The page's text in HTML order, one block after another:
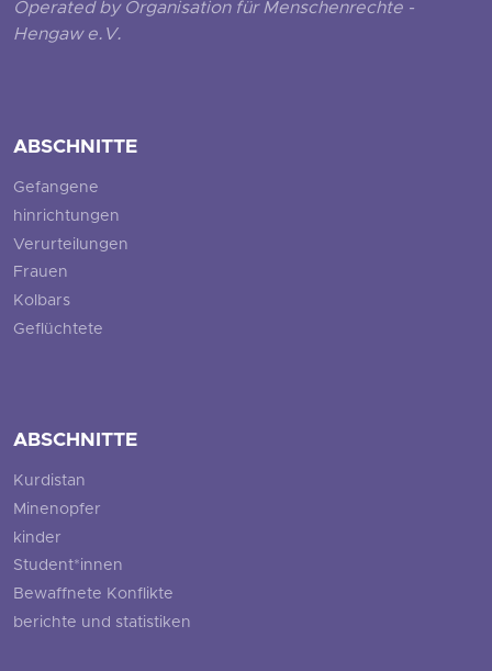
Operated by Organisation für Menschenrechte -
Hengaw e.V.
ABSCHNITTE
Gefangene
hinrichtungen
Verurteilungen
Frauen
Kolbars
Geflüchtete
ABSCHNITTE
Kurdistan
Minenopfer
kinder
Student*innen
Bewaffnete Konflikte
berichte und statistiken